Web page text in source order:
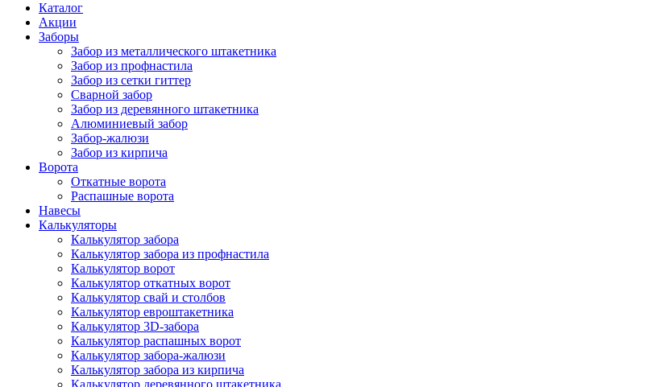
Каталог
Акции
Заборы
Забор из металлического штакетника
Забор из профнастила
Забор из сетки гиттер
Сварной забор
Забор из деревянного штакетника
Алюминиевый забор
Забор-жалюзи
Забор из кирпича
Ворота
Откатные ворота
Распашные ворота
Навесы
Калькуляторы
Калькулятор забора
Калькулятор забора из профнастила
Калькулятор ворот
Калькулятор откатных ворот
Калькулятор свай и столбов
Калькулятор евроштакетника
Калькулятор 3D-забора
Калькулятор распашных ворот
Калькулятор забора-жалюзи
Калькулятор забора из кирпича
Калькулятор деревянного штакетника